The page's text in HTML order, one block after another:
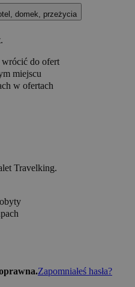
domek, przeżycia
do ofert
miejscu
w ofertach
Travelking.
Zapomniałeś hasła?